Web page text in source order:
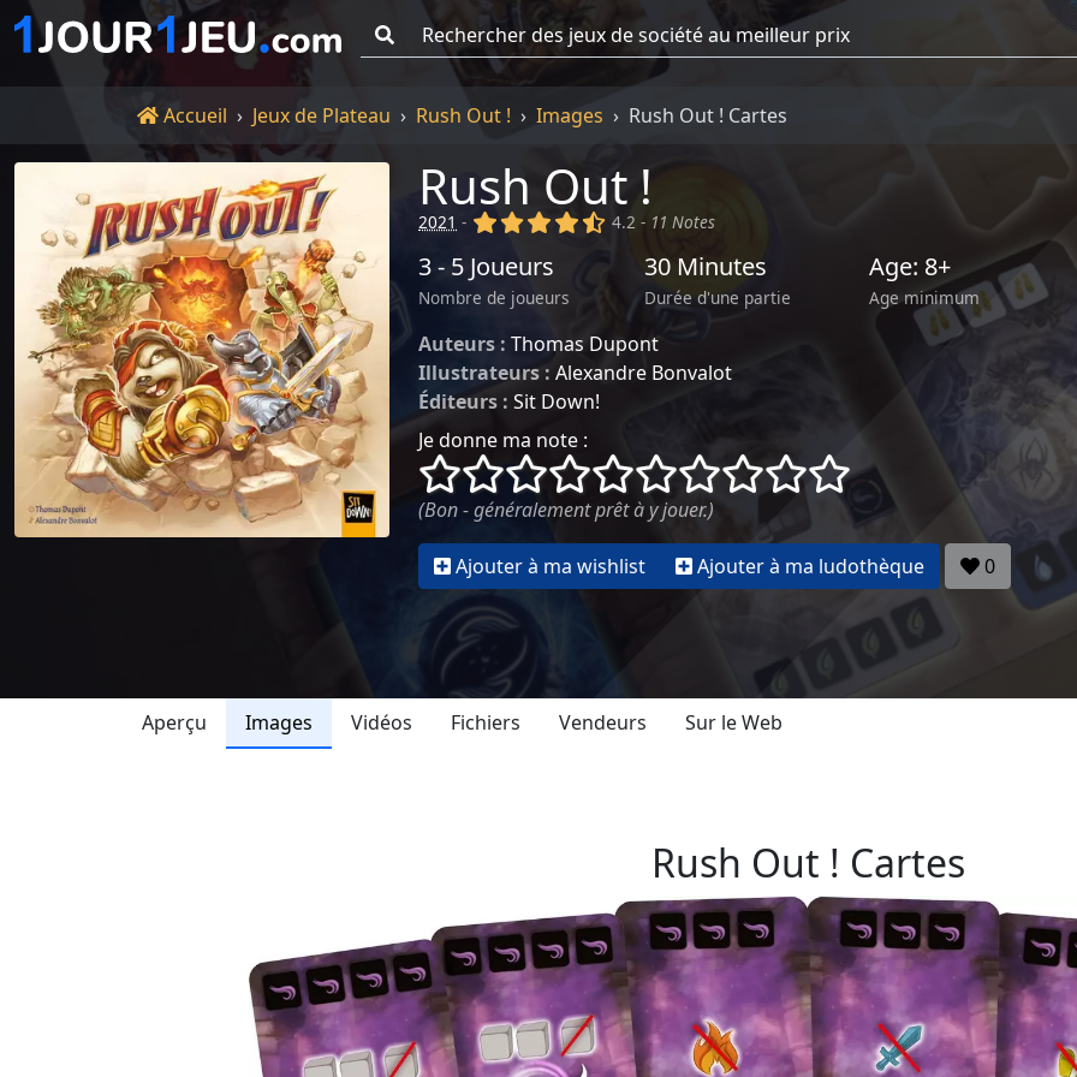
Accueil
Accueil Jeux de Plateau Rush Out ! Images Rush Out ! Cartes
Rush Out !
2021 - (x) (x) (x) (x) (,)
4.2 - 11 Notes
3 - 5 Joueurs
Nombre de joueurs
30 Minutes
Durée d'une partie
Age: 8+
Age minimum
Auteurs : Thomas Dupont
Illustrateurs : Alexandre Bonvalot
Éditeurs : Sit Down!
Je donne ma note :
()
() () () () () () () ()
()
(Bon - généralement prêt à y jouer.)
Ajouter à ma wishlist Ajouter à ma ludothèque 0
Aperçu Images Vidéos Fichiers Vendeurs Sur le Web
Rush Out ! Cartes